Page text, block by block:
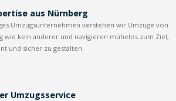
aus Nürnberg
Umzugsunternehmen verstehen wir Umzüge von
wie kein anderer und navigieren mühelos zum Ziel,
und sicher zu gestalten.
Umzugsservice